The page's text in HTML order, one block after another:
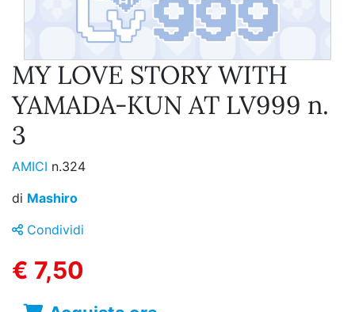
MY LOVE STORY WITH
YAMADA-KUN AT LV999 n.
3
AMICI n.324
di Mashiro
Condividi
€ 7,50